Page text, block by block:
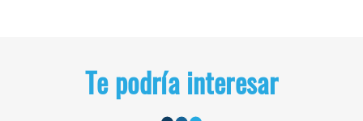
Te podría interesar